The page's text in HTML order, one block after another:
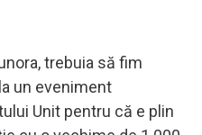
trebuia să fim
un eveniment
Unit pentru că e plin